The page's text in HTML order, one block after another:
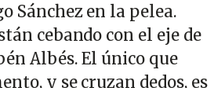
Sánchez en la pelea.
cebando con el eje de
Albés. El único que
y se cruzan dedos, es